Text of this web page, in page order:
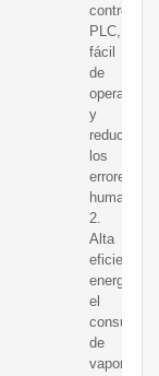
control
PLC,
fácil
de
operar
y
reduce
los
errores
humanos.
2.
Alta
eficiencia
energética:
el
consumo
de
vapor